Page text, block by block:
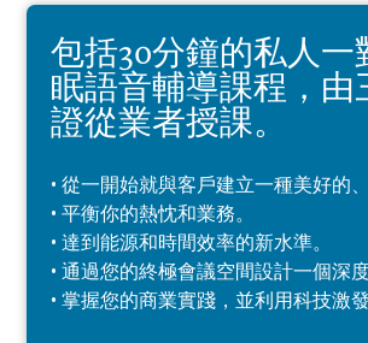
包括30分鐘的私人一
眠語音輔導課程，由
證從業者授課。
• 從一開始就與客戶建立一種美好的
• 平衡你的熱忱和業務。
• 達到能源和時間效率的新水準。
• 通過您的終極會議空間設計一個深
• 掌握您的商業實踐，並利用科技激發